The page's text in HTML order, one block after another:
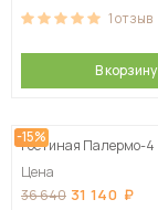
1отзыв
В корзину
-15%
Гостиная Палермо-4
Цена
36 640 31 140